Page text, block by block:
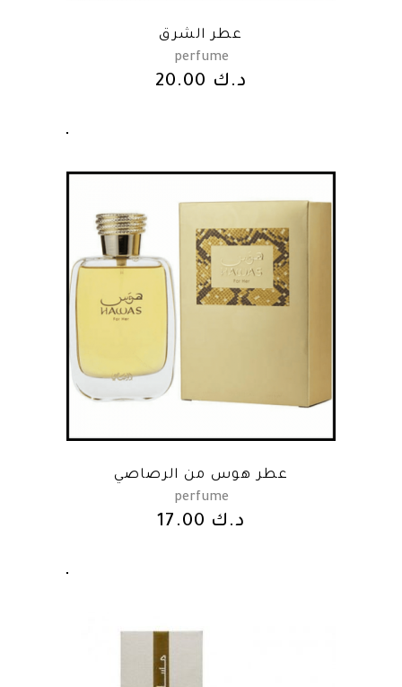
عطر الشرق
perfume
د.ك
عطر هوس من الرصاصي
perfume
د.ك